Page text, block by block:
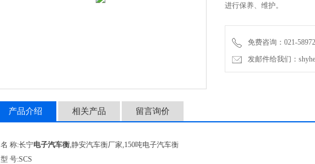
进行保养、维护。
免费咨询：021-
发邮件给我们：
产品介绍 相关产品 留言询价
名 称:长宁电子汽车衡,静安汽车衡厂家,150吨电子汽车衡
型 号:SCS